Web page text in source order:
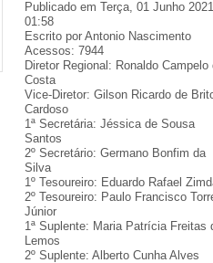
Publicado em Terça, 01 Junho
01:58
Escrito por Antonio Nascimento
Acessos: 7944
Diretor Regional: Ronaldo Campelo
Costa
Vice-Diretor: Gilson Ricardo de
Cardoso
1ª Secretária: Jéssica de Sousa
Santos
2º Secretário: Germano Bonfim da
Silva
1º Tesoureiro: Eduardo Rafael
2º Tesoureiro: Paulo Francisco
Júnior
1ª Suplente: Maria Patrícia Freitas
Lemos
2º Suplente: Alberto Cunha Alves